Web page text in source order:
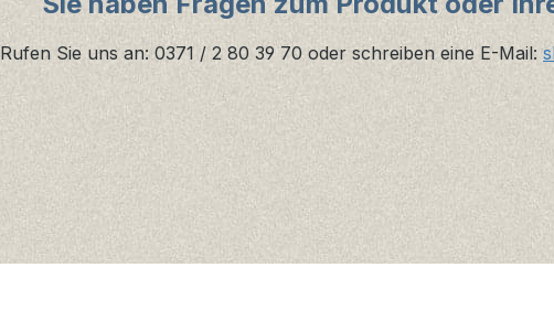
Rufen Sie uns an: 0371 / 2 80 39 70 oder schreiben eine E-Mail: